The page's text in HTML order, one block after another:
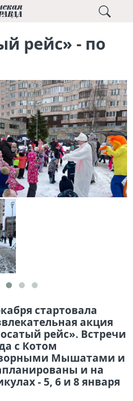
рейс» - по
стартовала
акция
рейс». Встречи
с Котом
Мышатами и
и на
- 5, 6 и 8 января